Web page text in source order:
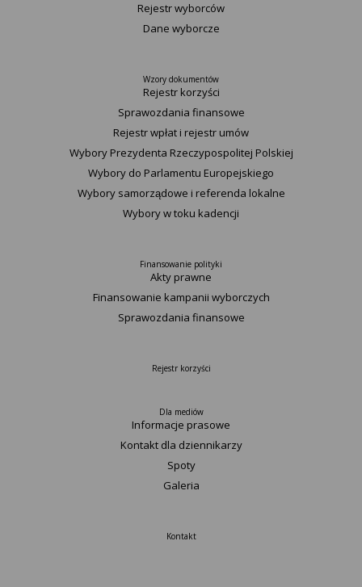
Rejestr wyborców
Dane wyborcze
Wzory dokumentów
Rejestr korzyści
Sprawozdania finansowe
Rejestr wpłat i rejestr umów
Wybory Prezydenta Rzeczypospolitej Polskiej
Wybory do Parlamentu Europejskiego
Wybory samorządowe i referenda lokalne
Wybory w toku kadencji
Finansowanie polityki
Akty prawne
Finansowanie kampanii wyborczych
Sprawozdania finansowe
Rejestr korzyści
Dla mediów
Informacje prasowe
Kontakt dla dziennikarzy
Spoty
Galeria
Kontakt